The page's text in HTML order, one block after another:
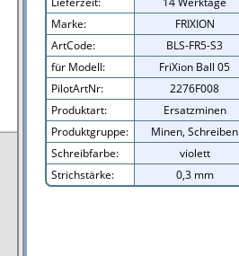
Marke:
FRIXION
ArtCode:
BLS-FR5-S3
für Modell:
FriXion Ball 05
PilotArtNr:
2276F008
Produktart:
Ersatzminen
Produktgruppe:
Minen, Schreiben
Schreibfarbe:
violett
Strichstärke:
0,3 mm